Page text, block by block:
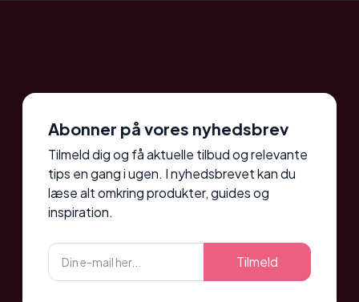
Abonner på vores nyhedsbrev
Tilmeld dig og få aktuelle tilbud og relevante
tips en gang i ugen. I nyhedsbrevet kan du
læse alt omkring produkter, guides og
inspiration.
Tilmeld